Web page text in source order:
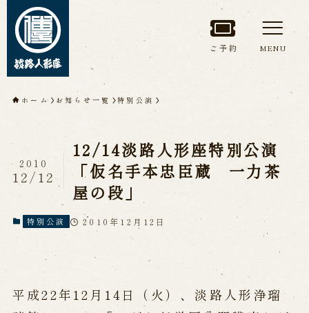
トップページ
淡路人形座について
淡路人形座とは
座員紹介
人間国宝 故鶴澤友路師匠
淡路人形座の成り立ち
淡路人形座で研修した人々
淡路人形浄瑠璃を受け継いで
ご予約 MENU
ホーム お知らせ一覧 特別公演
12/14淡路人形座特別公演
「仮名手本忠臣蔵 一力茶
屋の段」
2010
12/12
特別公演 2010年12月12日
平成22年12月14日（火）、淡路人形浄瑠